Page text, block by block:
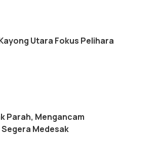
Utara Fokus Pelihara
Parah, Mengancam
Medesak